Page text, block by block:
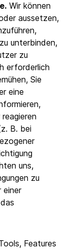
Wir können
aussetzen,
unterbinden,
zu
erforderlich
Sie
eine
B. bei
uns,
zu
einer
Features